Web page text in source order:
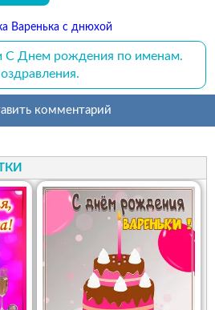
Варенька с днюхой
С Днем рождения по именам.
комментарий